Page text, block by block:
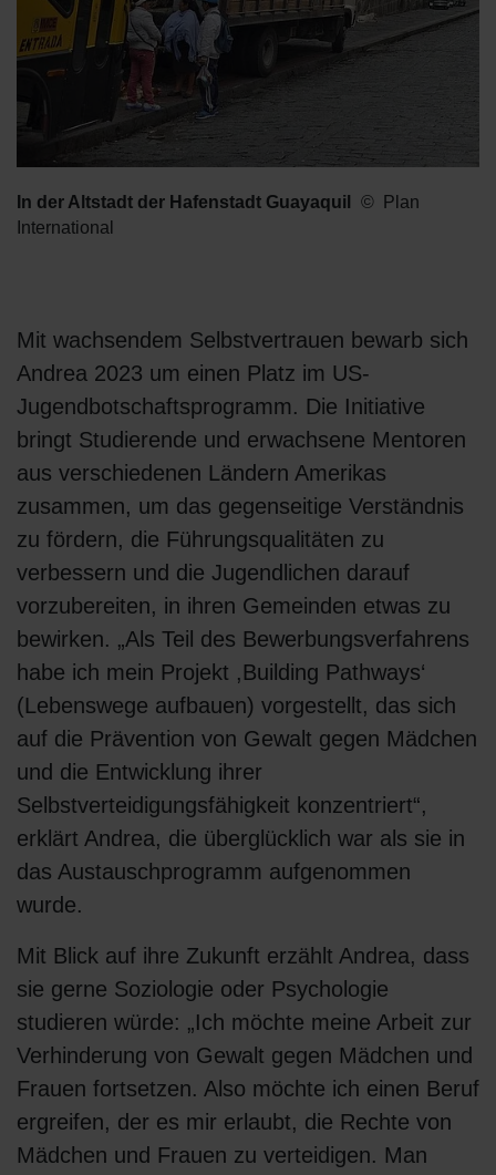
In der Altstadt der Hafenstadt Guayaquil
Plan
International
Mit wachsendem Selbstvertrauen bewarb sich
Andrea 2023 um einen Platz im US-
Jugendbotschaftsprogramm. Die Initiative
bringt Studierende und erwachsene Mentoren
aus verschiedenen Ländern Amerikas
zusammen, um das gegenseitige Verständnis
zu fördern, die Führungsqualitäten zu
verbessern und die Jugendlichen darauf
vorzubereiten, in ihren Gemeinden etwas zu
bewirken. „Als Teil des Bewerbungsverfahrens
habe ich mein Projekt ,Building Pathways‘
(Lebenswege aufbauen) vorgestellt, das sich
auf die Prävention von Gewalt gegen Mädchen
und die Entwicklung ihrer
Selbstverteidigungsfähigkeit konzentriert“,
erklärt Andrea, die überglücklich war als sie in
das Austauschprogramm aufgenommen
wurde.
Mit Blick auf ihre Zukunft erzählt Andrea, dass
sie gerne Soziologie oder Psychologie
studieren würde: „Ich möchte meine Arbeit zur
Verhinderung von Gewalt gegen Mädchen und
Frauen fortsetzen. Also möchte ich einen Beruf
ergreifen, der es mir erlaubt, die Rechte von
Mädchen und Frauen zu verteidigen. Man